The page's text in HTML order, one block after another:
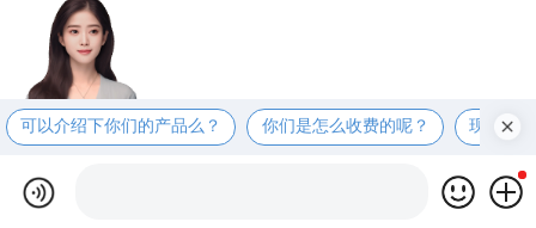
可以介绍下你们的产品么？ 你们是怎么收费的呢？ 现在有